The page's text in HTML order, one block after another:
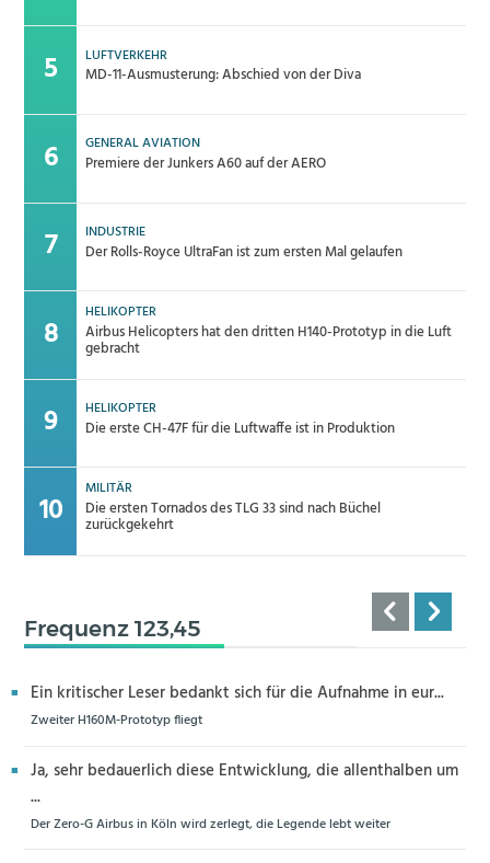
LUFTVERKEHR
MD-11-Ausmusterung: Abschied von der Diva
GENERAL AVIATION
Premiere der Junkers A60 auf der AERO
INDUSTRIE
Der Rolls-Royce UltraFan ist zum ersten Mal gelaufen
HELIKOPTER
Airbus Helicopters hat den dritten H140-Prototyp in die Luft
gebracht
HELIKOPTER
Die erste CH-47F für die Luftwaffe ist in Produktion
MILITÄR
Die ersten Tornados des TLG 33 sind nach Büchel
zurückgekehrt
Frequenz 123,45
Ein kritischer Leser bedankt sich für die Aufnahme in eur...
Zweiter H160M-Prototyp fliegt
Ja, sehr bedauerlich diese Entwicklung, die allenthalben um
...
Der Zero-G Airbus in Köln wird zerlegt, die Legende lebt weiter